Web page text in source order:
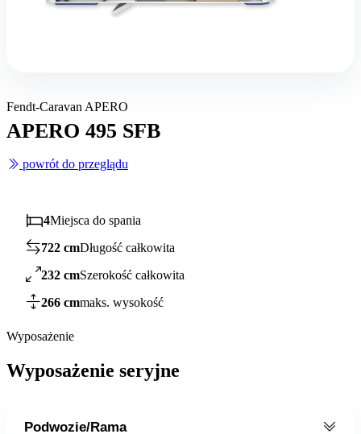
Fendt-Caravan APERO
APERO 495 SFB
powrót do przeglądu
4Miejsca do spania
722 cmDługość całkowita
232 cmSzerokość całkowita
266 cmmaks. wysokość
Wyposażenie
Wyposażenie seryjne
Podwozie/Rama